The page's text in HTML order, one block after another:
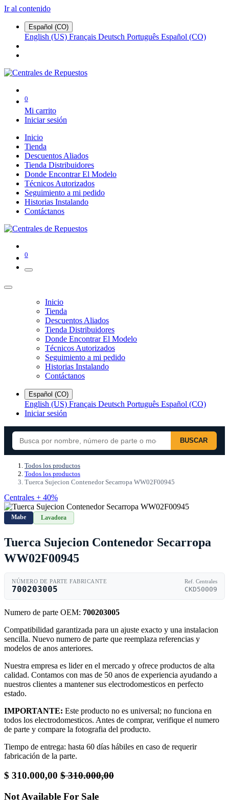
Ir al contenido
Español (CO)
English (US) Français Deutsch Português Español (CO)
0
Mi carrito
Iniciar sesión
Inicio
Tienda
Descuentos Aliados
Tienda Distribuidores
Donde Encontrar El Modelo
Técnicos Autorizados
Seguimiento a mi pedido
Historias Instalando
Contáctanos
0
Inicio
Tienda
Descuentos Aliados
Tienda Distribuidores
Donde Encontrar El Modelo
Técnicos Autorizados
Seguimiento a mi pedido
Historias Instalando
Contáctanos
Español (CO)
English (US) Français Deutsch Português Español (CO)
Iniciar sesión
BUSCAR
Todos los productos
Todos los productos
Tuerca Sujecion Contenedor Secarropa WW02F00945
Centrales + 40%
Mabe Lavadora
Tuerca Sujecion Contenedor Secarropa
WW02F00945
NÚMERO DE PARTE FABRICANTE
700203005
Ref. Centrales
CKD50009
Numero de parte OEM: 700203005
Compatibilidad garantizada para un ajuste exacto y una instalacion
sencilla. Nuevo numero de parte que reemplaza referencias y
modelos de anos anteriores.
Nuestra empresa es lider en el mercado y ofrece productos de alta
calidad. Contamos con mas de 50 anos de experiencia ayudando a
nuestros clientes a mantener sus electrodomesticos en perfecto
estado.
IMPORTANTE: Este producto no es universal; no funciona en
todos los electrodomesticos. Antes de comprar, verifique el numero
de parte y compare la fotografia del producto.
Tiempo de entrega: hasta 60 días hábiles en caso de requerir
fabricación de la parte.
$ 310.000,00 $310.000,00
Not Available For Sale